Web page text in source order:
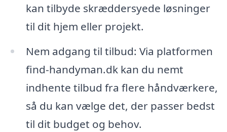
kan tilbyde skræddersyede løsninger
til dit hjem eller projekt.
Nem adgang til tilbud: Via platformen
find-handyman.dk kan du nemt
indhente tilbud fra flere håndværkere,
så du kan vælge det, der passer bedst
til dit budget og behov.